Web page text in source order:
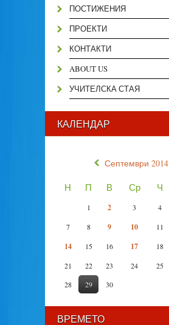
ПОСТИЖЕНИЯ
ПРОЕКТИ
КОНТАКТИ
ABOUT US
УЧИТЕЛСКА СТАЯ
КАЛЕНДАР
« Септември 2014
Н П В Ср Ч
1 2 3 4
7
8 9 10 11
14 15 16 17 18
21
22 23 24 25
28
29 30
ВРЕМЕТО